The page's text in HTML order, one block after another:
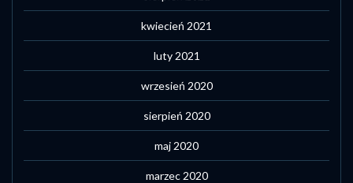
kwiecień 2021
luty 2021
wrzesień 2020
sierpień 2020
maj 2020
marzec 2020